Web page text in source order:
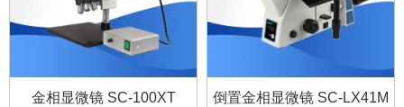
金相显微镜 SC-100XT 倒置金相显微镜 SC-LX41M